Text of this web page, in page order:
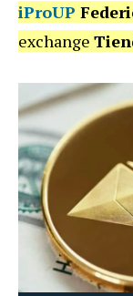
iProUP
exchange